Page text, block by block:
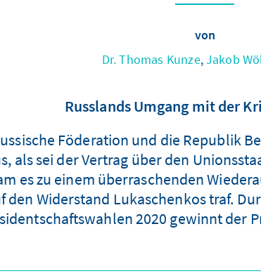
von
Dr. Thomas Kunze,Jakob
Russlands Umgang mit der
Föderation und die Republik
als sei der Vertrag über den
es zu einem überraschenden
Widerstand Lukaschenkos traf.
2020 gewinnt der